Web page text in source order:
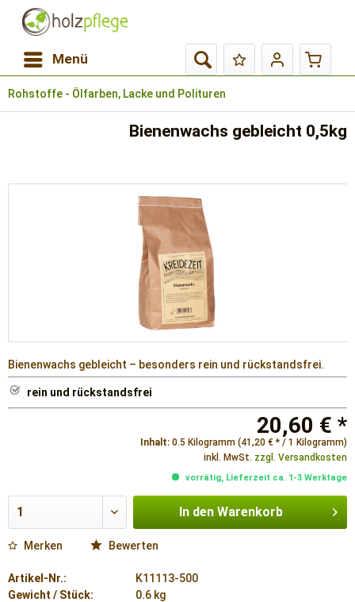
Menü
Rohstoffe - Ölfarben, Lacke und Polituren
Bienenwachs gebleicht 0,5kg
Bienenwachs gebleicht – besonders rein und rückstandsfrei.
rein und rückstandsfrei
20,60 € *
Inhalt: 0.5 Kilogramm (41,20 € * / 1 Kilogramm)
inkl. MwSt. zzgl. Versandkosten
vorrätig, Lieferzeit ca. 1-3 Werktage
In den Warenkorb
Merken Bewerten
Artikel-Nr.:
K11113-500
Gewicht / Stück:
0.6 kg